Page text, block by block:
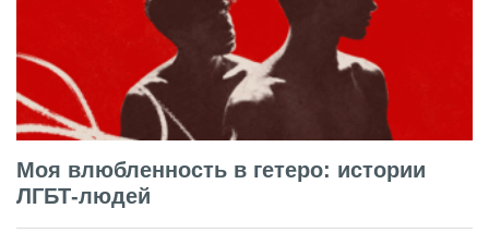
Моя влюбленность в гетеро: истории
ЛГБТ-людей